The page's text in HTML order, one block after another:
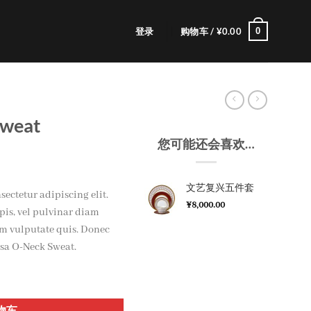
登录 购物车 / ¥0.00 0
adipiscing elit.
vel pulvinar diam
vulputate quis. Donec
O-Neck Sweat.
您可能还会喜欢…
文艺复兴五件套
¥8,000.00